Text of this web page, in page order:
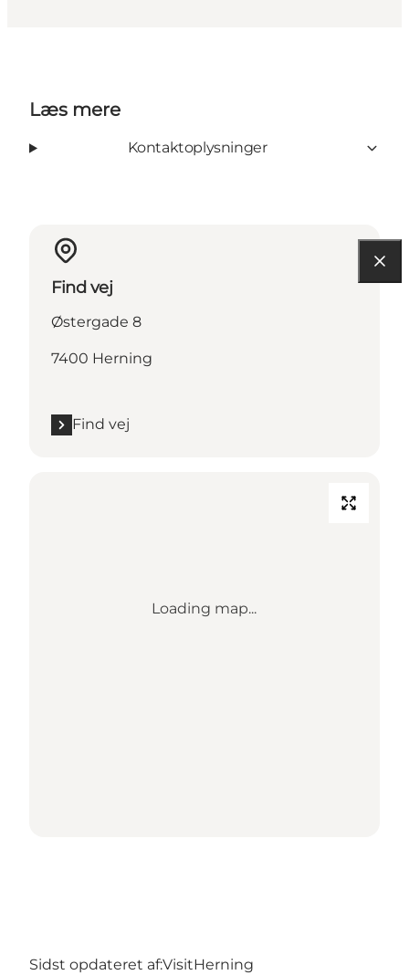
Læs mere
Kontaktoplysninger
Find vej
Østergade 8
7400 Herning
Find vej
Loading map...
Sidst opdateret af:VisitHerning